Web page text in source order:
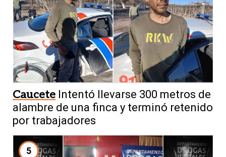
Caucete Intentó llevarse 300 metros de
alambre de una finca y terminó retenido
por trabajadores
5